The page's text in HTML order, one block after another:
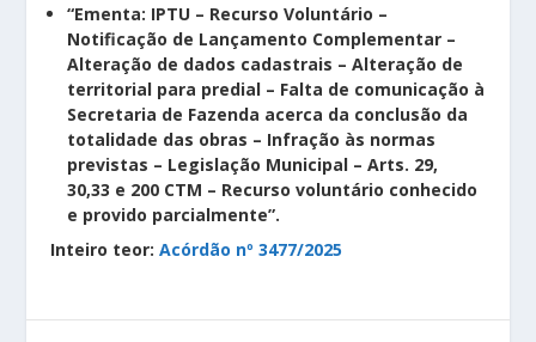
“Ementa: IPTU – Recurso Voluntário –
Notificação de Lançamento Complementar –
Alteração de dados cadastrais – Alteração de
territorial para predial – Falta de comunicação à
Secretaria de Fazenda acerca da conclusão da
totalidade das obras – Infração às normas
previstas – Legislação Municipal – Arts. 29,
30,33 e 200 CTM – Recurso voluntário conhecido
e provido parcialmente”.
Inteiro teor:Acórdão nº 3477/2025